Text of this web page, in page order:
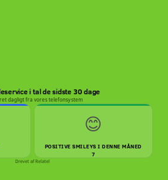
i tal de sidste 30 dage
dagligt fra vores telefonsystem
😊
POSITIVE SMILEYS I DENNE MÅNED
7
Drevet afRelatel